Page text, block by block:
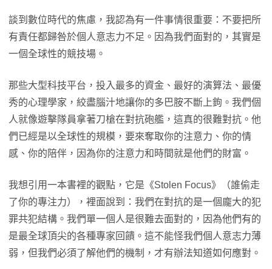
談到數位時代的焦慮，我認為有一件事情很重要：不要把所
有責任都歸咎於個人意志力不足。因為我們面對的，其實是
一個全球性的競技場。
那些大型科技平台，投入最多的資金、最好的演算法、最優
秀的心理學家，絞盡腦汁地讓你的多巴胺不斷上鉤。我們個
人就像遊擊隊員拿著刀槍在對抗砲艦，這真的很難對抗。他
們已經是以全球性的規模，要來奪取你的注意力、你的情
感、你的陪伴，因為你的注意力和時間就是他們的財富。
我想引用一本書裡的觀點，它是《Stolen Focus》（誰偷走
了你的專注力），裡面說到：我們在對抗的是一個龐大的犯
罪共犯結構。我們單一個人是很難去面對的，因為他們有的
是最全球頂尖的各種專家回饋。這不能怪我們個人意志力薄
弱，但我們必須了解他們的機制，才有辦法知道如何應對。